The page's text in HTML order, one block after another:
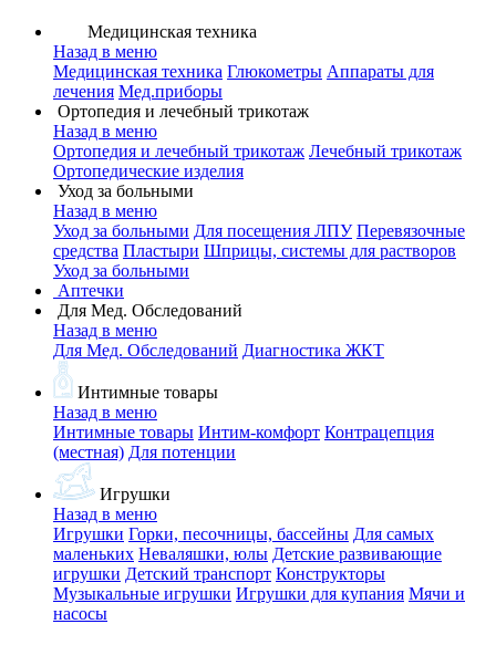
Медицинская техника
Назад в меню
Медицинская техника Глюкометры Аппараты для
лечения Мед.приборы
Ортопедия и лечебный трикотаж
Назад в меню
Ортопедия и лечебный трикотаж Лечебный трикотаж
Ортопедические изделия
Уход за больными
Назад в меню
Уход за больными Для посещения ЛПУ Перевязочные
средства Пластыри Шприцы, системы для растворов
Уход за больными
Аптечки
Для Мед. Обследований
Назад в меню
Для Мед. Обследований Диагностика ЖКТ
Интимные товары
Назад в меню
Интимные товары Интим-комфорт Контрацепция
(местная) Для потенции
Игрушки
Назад в меню
Игрушки Горки, песочницы, бассейны Для самых
маленьких Неваляшки, юлы Детские развивающие
игрушки Детский транспорт Конструкторы
Музыкальные игрушки Игрушки для купания Мячи и
насосы